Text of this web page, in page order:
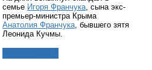
семье Игоря Франчука , сына экс-
премьер-министра Крыма
Анатолия Франчука , бывшего зятя
Леонида Кучмы.